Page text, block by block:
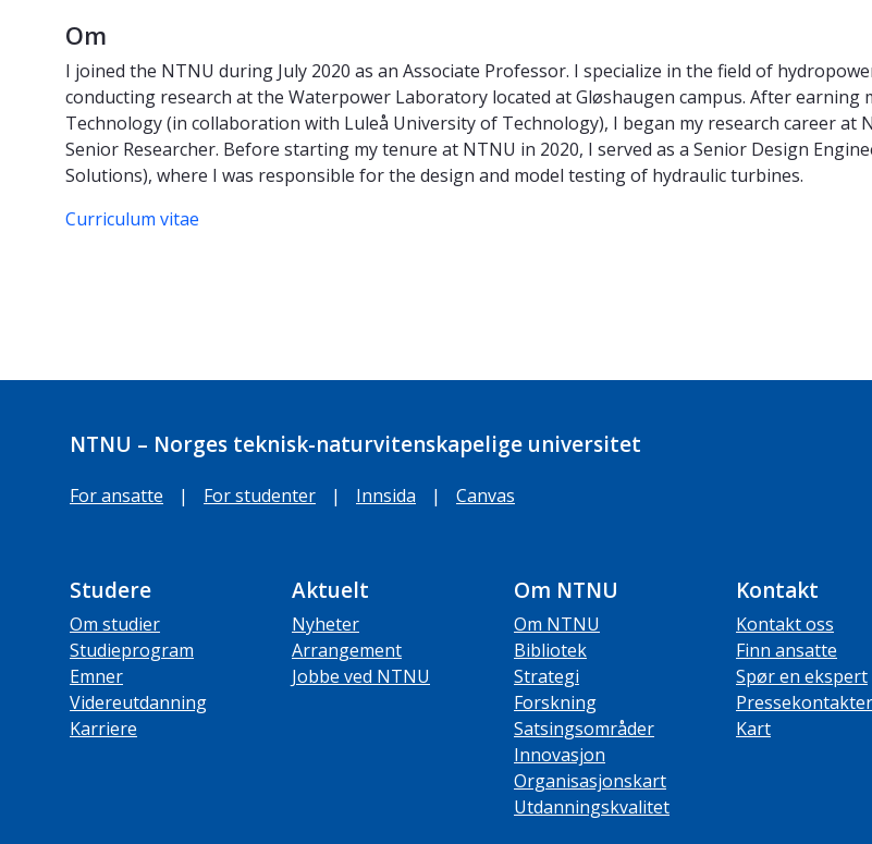
Om
I joined the NTNU during July 2020 as an Associate Professor. I specialize in the field of
conducting research at the Waterpower Laboratory located at Gløshaugen campus. After
Technology (in collaboration with Luleå University of Technology), I began my research career at
Senior Researcher. Before starting my tenure at NTNU in 2020, I served as a Senior Design
Solutions), where I was responsible for the design and model testing of hydraulic turbines.
Curriculum vitae
NTNU – Norges teknisk-naturvitenskapelige universitet
For ansatte | For studenter | Innsida | Canvas
Studere
Om studier
Studieprogram
Emner
Videreutdanning
Karriere
Aktuelt
Nyheter
Arrangement
Jobbe ved NTNU
Om NTNU
Om NTNU
Bibliotek
Strategi
Forskning
Satsingsområder
Innovasjon
Organisasjonskart
Utdanningskvalitet
Kontakt
Kontakt oss
Finn ansatte
Spør en ekspert
Pressekontakter
Kart